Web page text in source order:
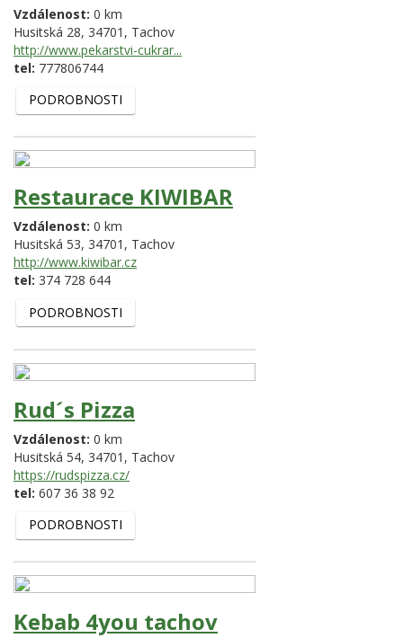
Vzdálenost: 0 km
Husitská 28, 34701, Tachov
http://www.pekarstvi-cukrar...
tel: 777806744
PODROBNOSTI
Restaurace KIWIBAR
Vzdálenost: 0 km
Husitská 53, 34701, Tachov
http://www.kiwibar.cz
tel: 374 728 644
PODROBNOSTI
Rud´s Pizza
Vzdálenost: 0 km
Husitská 54, 34701, Tachov
https://rudspizza.cz/
tel: 607 36 38 92
PODROBNOSTI
Kebab 4you tachov